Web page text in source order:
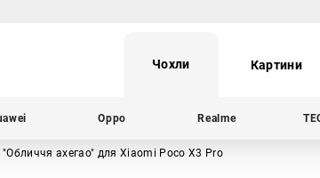
Чохли Картини
Oppo Realme
"Обличчя ахегао" для Xiaomi Poco X3 Pro